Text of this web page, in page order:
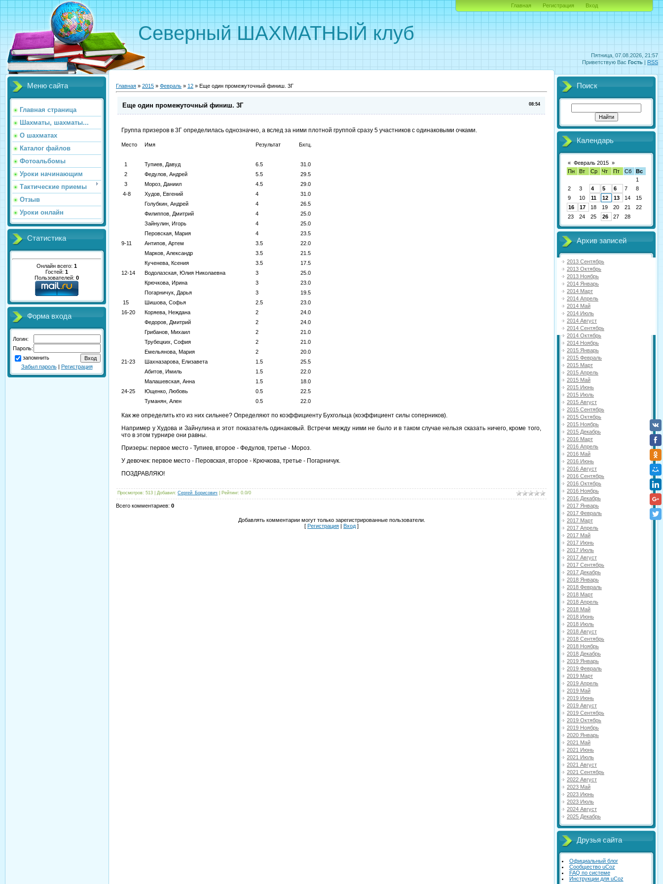
Пятница, 07.08.2026, 21:57
Приветствую Вас Гость | RSS
Северный ШАХМАТНЫЙ клуб
Главная Регистрация Вход
Меню сайта
Главная страница
Шахматы, шахматы...
О шахматах
Каталог файлов
Фотоальбомы
Уроки начинающим
Тактические приемы
Отзыв
Уроки онлайн
Статистика
Онлайн всего: 1
Гостей: 1
Пользователей: 0
Форма входа
Логин:
Пароль:
запомнить
Забыл пароль| Регистрация
Главная » 2015 » Февраль » 12 » Еще один промежуточный финиш. 3Г
08:54
Еще один промежуточный финиш. 3Г
Группа призеров в 3Г определилась однозначно, а вслед за ними плотной группой сразу 5 участников с одинаковыми очками.
Место Имя Результат Бхгц.
1 Тупиев, Давуд 6.5
31.0
2
Федулов, Андрей 5.5
29.5
3
Мороз, Даниил 4.5
29.0
4-8
Худов, Евгений 4
31.0
Голубкин, Андрей
4
26.5
Филиппов, Дмитрий
4
25.0
Зайнулин, Игорь
4
25.0
Перовская, Мария
4
23.5
9-11
Антипов, Артем 3.5
22.0
Марков, Александр
3.5
21.5
Кученева, Ксения
3.5
17.5
12-14
Водолазская, Юлия Николаевна 3
25.0
Крючкова, Ирина
3
23.0
Погарничук, Дарья
3
19.5
15
Шишова, Софья 2.5
23.0
16-20
Коряева, Неждана 2
24.0
Федоров, Дмитрий
2
24.0
Грибанов, Михаил
2
21.0
Трубецких, София
2
21.0
Емельянова, Мария
2
20.0
21-23
Шахназарова, Елизавета 1.5
25.5
Абитов, Имиль
1.5
22.0
Малашевская, Анна
1.5
18.0
24-25
Ющенко, Любовь 0.5
22.5
Туманян, Ален
0.5 22.0
Как же определить кто из них сильнее? Определяют по коэффициенту Бухгольца (коэффициент силы соперников).
Например у Худова и Зайнулина и этот показатель одинаковый. Встречи между ними не было и в таком случае нельзя сказать ничего, кроме того,
что в этом турнире они равны.
Призеры: первое место - Тупиев, второе - Федулов, третье - Мороз.
У девочек: первое место - Перовская, второе - Крючкова, третье - Погарничук.
ПОЗДРАВЛЯЮ!
Просмотров: 513 | Добавил: Сергей_Борисович Рейтинг: 0.0/0
Всего комментариев: 0
Добавлять комментарии могут только зарегистрированные пользователи.
[ Регистрация | Вход ]
Поиск
Календарь
« Февраль 2015 »
Пн
Вт Ср Чт Пт Сб
Вс
1
2
3 4 5 6 7
8
9
10 11 12 13 14
15
16
17 18 19 20 21
22
23
24 25 26 27 28
Архив записей
2013 Сентябрь
2013 Октябрь
2013 Ноябрь
2014 Январь
2014 Март
2014 Апрель
2014 Май
2014 Июль
2014 Август
2014 Сентябрь
2014 Октябрь
2014 Ноябрь
2015 Январь
2015 Февраль
2015 Март
2015 Апрель
2015 Май
2015 Июнь
2015 Июль
2015 Август
2015 Сентябрь
2015 Октябрь
2015 Ноябрь
2015 Декабрь
2016 Март
2016 Апрель
2016 Май
2016 Июнь
2016 Август
2016 Сентябрь
2016 Октябрь
2016 Ноябрь
2016 Декабрь
2017 Январь
2017 Февраль
2017 Март
2017 Апрель
2017 Май
2017 Июнь
2017 Июль
2017 Август
2017 Сентябрь
2017 Декабрь
2018 Январь
2018 Февраль
2018 Март
2018 Апрель
2018 Май
2018 Июнь
2018 Июль
2018 Август
2018 Сентябрь
2018 Ноябрь
2018 Декабрь
2019 Январь
2019 Февраль
2019 Март
2019 Апрель
2019 Май
2019 Июнь
2019 Август
2019 Сентябрь
2019 Октябрь
2019 Ноябрь
2020 Январь
2021 Май
2021 Июнь
2021 Июль
2021 Август
2021 Сентябрь
2022 Август
2023 Май
2023 Июнь
2023 Июль
2024 Август
2025 Декабрь
Друзья сайта
Официальный блог
Сообщество uCoz
FAQ по системе
Инструкции для uCoz